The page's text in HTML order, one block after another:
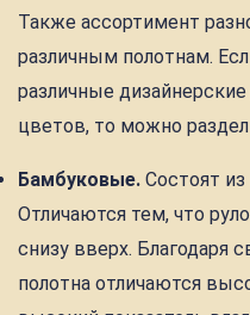
Также ассортимент
различным полотнам.
различные
цветов, то можно
Бамбуковые. Состоят
Отличаются тем, что
снизу вверх. Благодаря
полотна отличаются